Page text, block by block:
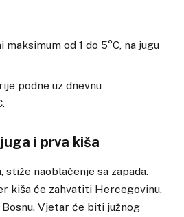
maksimum od 1 do 5°C, na jugu
podne uz dnevnu
i prva kiša
, stiže naoblačenje sa zapada.
kiša će zahvatiti Hercegovinu,
Bosnu. Vjetar će biti južnog